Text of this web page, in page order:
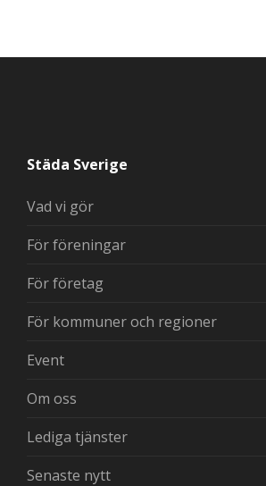
Städa Sverige
Vad vi gör
För föreningar
För företag
För kommuner och regioner
Event
Om oss
Lediga tjänster
Senaste nytt